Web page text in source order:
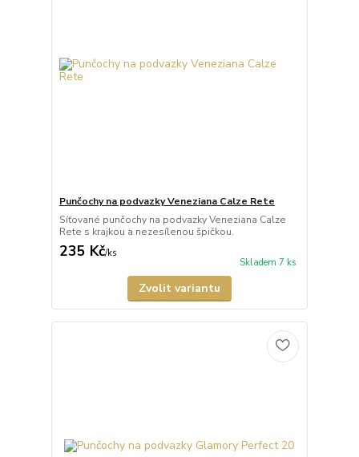
Punčochy na podvazky Veneziana Calze Rete
Síťované punčochy na podvazky Veneziana Calze
Rete s krajkou a nezesílenou špičkou.
235 Kč/ks
Skladem 7 ks
Zvolit variantu